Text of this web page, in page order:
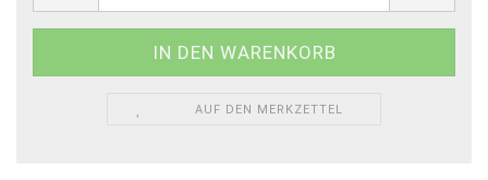
AUF DEN MERKZETTEL